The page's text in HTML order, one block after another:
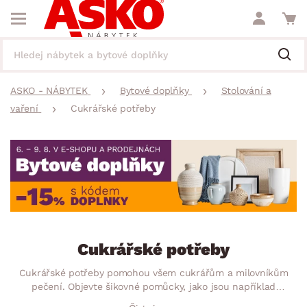
ASKO - NÁBYTEK Bytové doplňky
Stolování a
vaření
Cukrářské potřeby
Cukrářské potřeby
Cukrářské potřeby pomohou všem cukrářům a milovníkům
pečení. Objevte šikovné pomůcky, jako jsou například